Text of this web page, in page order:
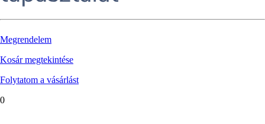
Megrendelem
Kosár megtekintése
Folytatom a vásárlást
0